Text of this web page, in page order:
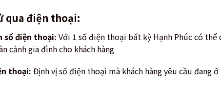
qua điện thoại:
số điện thoại: Với 1 số điện thoại bất kỳ Hạnh Phúc có
cảnh gia đình cho khách hàng
thoại: Định vị số điện thoại mà khách hàng yêu cầu đang